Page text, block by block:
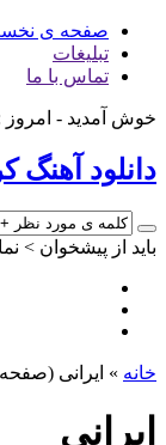
صفحه ی
تبلیغات
تماس با ما
خوش آمدید - امروز : پنج شنبه
دانلود آهنگ
باید از پیشخوان >
خانه » ایرانی (صفحه ی
ایرانی